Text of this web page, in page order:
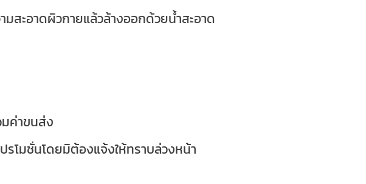
มสะอาดผิวกายแล้วล้างออกด้วยน้ำสะอาด
ค่าขนส่ง
โมชั่นโดยมิต้องแจ้งให้ทราบล่วงหน้า